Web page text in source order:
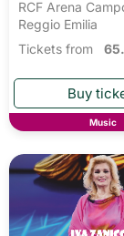
RCF Arena
Reggio Emilia
Tickets from
Music